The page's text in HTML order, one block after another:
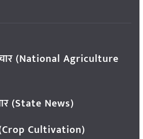
(National Agriculture
(State News)
Cultivation)